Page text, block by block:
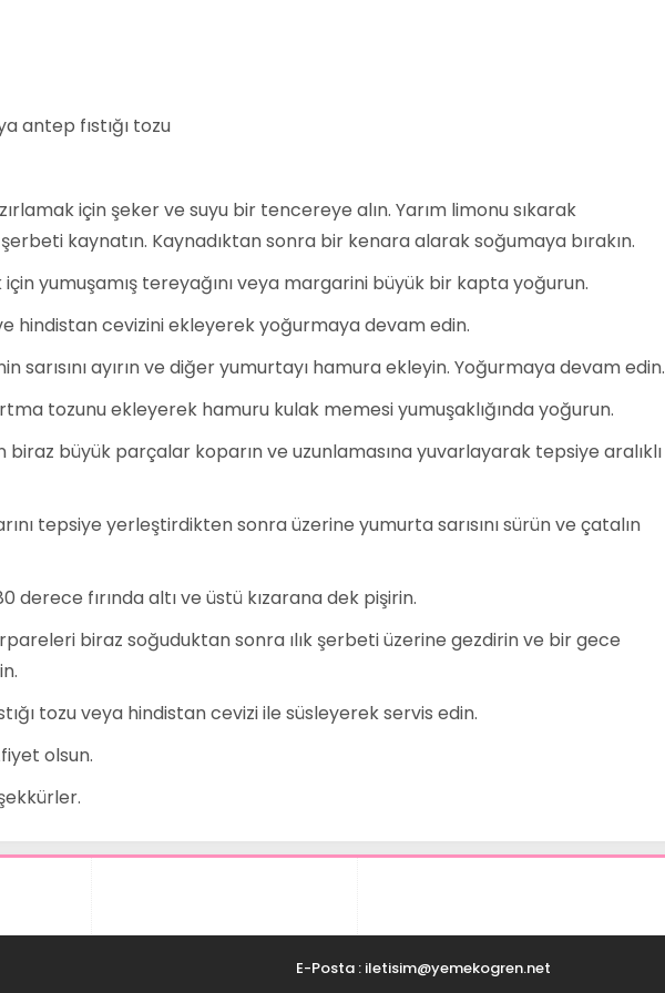
antep fıstığı tozu
için şeker ve suyu bir tencereye alın. Yarım limonu sıkarak
kaynatın. Kaynadıktan sonra bir kenara alarak soğumaya bırakın.
için yumuşamış tereyağını veya margarini büyük bir kapta yoğurun.
hindistan cevizini ekleyerek yoğurmaya devam edin.
sarısını ayırın ve diğer yumurtayı hamura ekleyin. Yoğurmaya devam edin.
tozunu ekleyerek hamuru kulak memesi yumuşaklığında yoğurun.
biraz büyük parçalar koparın ve uzunlamasına yuvarlayarak tepsiye aralıklı
tepsiye yerleştirdikten sonra üzerine yumurta sarısını sürün ve çatalın
derece fırında altı ve üstü kızarana dek pişirin.
biraz soğuduktan sonra ılık şerbeti üzerine gezdirin ve bir gece
tozu veya hindistan cevizi ile süsleyerek servis edin.
olsun.
E-Posta : iletisim@yemekogren.net